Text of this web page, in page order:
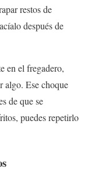
restos de
después de
en el fregadero,
algo. Ese choque
de que se
puedes repetirlo